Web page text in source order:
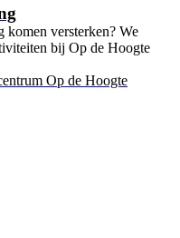
versterken? We
bij Op de Hoogte
Op de Hoogte